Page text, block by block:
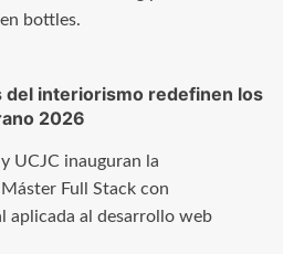
del interiorismo redefinen los
2026